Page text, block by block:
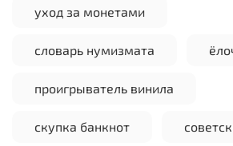
уход за монетами
словарь нумизмата
проигрыватель винила
скупка банкнот